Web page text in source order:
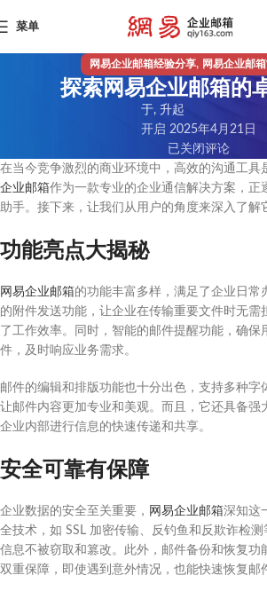
菜单
网易企业邮箱经验分享, 网易企业邮
探索网易企业邮箱的
于, 升起
开启 2025年4月21日
已关闭评论
在当今竞争激烈的商业环境中，高效的沟通工具
企业邮箱作为一款专业的企业通信解决方案，正
助手。接下来，让我们从用户的角度来深入了解
功能亮点大揭秘
网易企业邮箱的功能丰富多样，满足了企业日常
的附件发送功能，让企业在传输重要文件时无需
了工作效率。同时，智能的邮件提醒功能，确保
件，及时响应业务需求。
邮件的编辑和排版功能也十分出色，支持多种字
让邮件内容更加专业和美观。而且，它还具备强
企业内部进行信息的快速传递和共享。
安全可靠有保障
企业数据的安全至关重要， 网易企业邮箱深知这
全技术，如 SSL 加密传输、反钓鱼和反欺诈检
信息不被窃取和篡改。此外，邮件备份和恢复功
双重保障，即使遇到意外情况，也能快速恢复邮